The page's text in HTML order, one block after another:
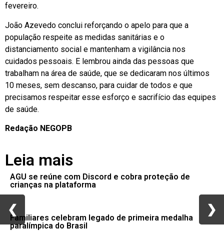
fevereiro.
João Azevedo conclui reforçando o apelo para que a
população respeite as medidas sanitárias e o
distanciamento social e mantenham a vigilância nos
cuidados pessoais. E lembrou ainda das pessoas que
trabalham na área de saúde, que se dedicaram nos últimos
10 meses, sem descanso, para cuidar de todos e que
precisamos respeitar esse esforço e sacrifício das equipes
de saúde.
Redação NEGOPB
Leia mais
AGU se reúne com Discord e cobra proteção de
crianças na plataforma
Familiares celebram legado de primeira medalha
paralímpica do Brasil
❮ ❯
❮ ❯